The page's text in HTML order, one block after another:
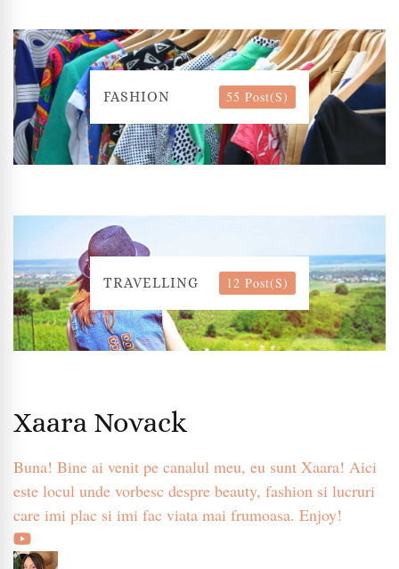
FASHION 55 Post(s)
TRAVELLING 12 Post(s)
Xaara Novack
Buna! Bine ai venit pe canalul meu, eu sunt Xaara! Aici
este locul unde vorbesc despre beauty, fashion si lucruri
care imi plac si imi fac viata mai frumoasa. Enjoy!